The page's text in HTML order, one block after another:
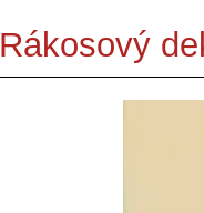
Rákosový